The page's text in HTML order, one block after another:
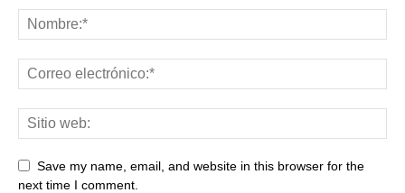
Save my name, email, and website in this browser for the
next time I comment.